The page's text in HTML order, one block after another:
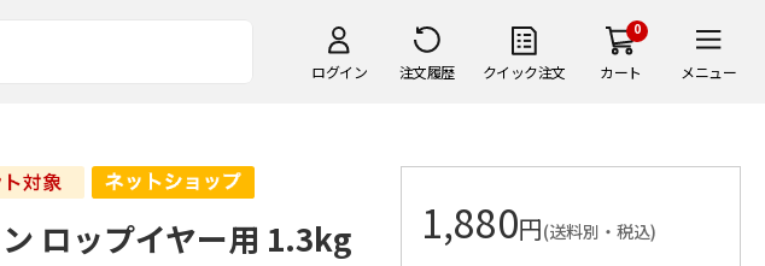
ログイン 注文履歴 クイック注文
0
カート メニュー
ロップイヤー用 1.3kg 1,880円(送料別・税込)